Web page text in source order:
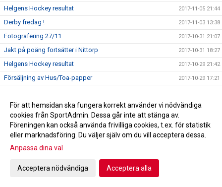
Helgens Hockey resultat 2017-11-05 21:44
Derby fredag ! 2017-11-03 13:38
Fotografering 27/11 2017-10-31 21:07
Jakt på poäng fortsätter i Nittorp 2017-10-31 18:27
Helgens Hockey resultat 2017-10-29 21:42
Försäljning av Hus/Toa-papper 2017-10-29 17:21
Tidaholmstrio på klassisk hockeymark 2017-10-27 16:27
THF tar emot Skara IK ikväll 2017-10-27 15:07
A-lagsdebut för William Ahlrik 2017-10-24 08:50
Förlust i Lidköping
A-laget spelar borta mot HC Lidköping
För att hemsidan ska fungera korrekt använder vi nödvändiga
cookies från SportAdmin. Dessa går inte att stänga av.
Föreningen kan också använda frivilliga cookies, t.ex. för statistik
eller marknadsföring. Du väljer själv om du vill acceptera dessa.
Anpassa dina val
Acceptera nödvändiga Acceptera alla